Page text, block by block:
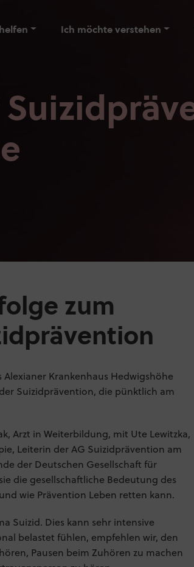
Ich möchte verstehen
zum
Alexianer Krankenhaus Hedwigshöhe
Suizidprävention, die pünktlich am
Arzt in Weiterbildung, mit Ute Lewitzka,
Leiterin der AG Suizidprävention am
der Deutschen Gesellschaft für
die gesellschaftliche Bedeutung des
wie Prävention Leben retten kann.
Suizid. Dies kann sehr intensive
belastet fühlen, empfehlen wir, den
Pausen beim Zuhören zu machen